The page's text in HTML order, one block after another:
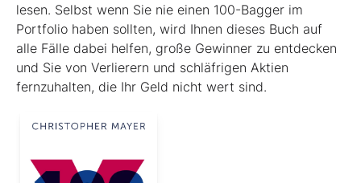
lesen. Selbst wenn Sie nie einen 100-Bagger im
Portfolio haben sollten, wird Ihnen dieses Buch auf
alle Fälle dabei helfen, große Gewinner zu entdecken
und Sie von Verlierern und schläf­rigen Aktien
fernzuhalten, die Ihr Geld nicht wert sind.